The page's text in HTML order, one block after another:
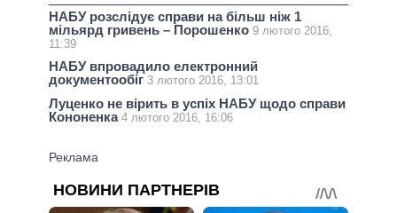
НАБУ розслідує справи на більш ніж 1
мільярд гривень – Порошенко 9 лютого 2016,
11:39
НАБУ впровадило електронний
документообіг 3 лютого 2016, 13:01
Луценко не вірить в успіх НАБУ щодо справи
Кононенка 4 лютого 2016, 16:06